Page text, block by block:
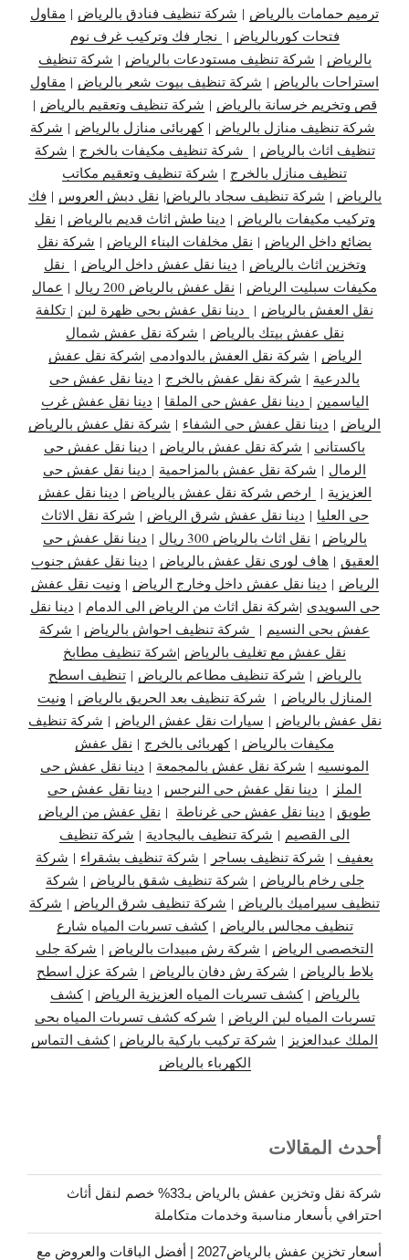
ترميم حمامات بالرياض | شركة تنظيف فنادق بالرياض | مقاول
فتحات كوربالرياض | نجار فك وتركيب غرف نوم
بالرياض | شركة تنظيف مستودعات بالرياض | شركة تنظيف
استراحات بالرياض | شركة تنظيف بيوت شعر بالرياض | مقاول
قص وتخريم خرسانة بالرياض | شركة تنظيف وتعقيم بالرياض |
شركة تنظيف منازل بالرياض |كهربائي منازل بالرياض | شركة
تنظيف اثاث بالرياض | شركة تنظيف مكيفات بالخرج | شركة
تنظيف منازل بالخرج | شركة تنظيف وتعقيم مكاتب
بالرياض | شركة تنظيف سجاد بالرياض| نقل دبش العروس | فك
وتركيب مكيفات بالرياض | دينا طش اثاث قديم بالرياض | نقل
بضائع داخل الرياض | نقل مخلفات البناء الرياض | شركة نقل
وتخزين اثاث بالرياض | دينا نقل عفش داخل الرياض | نقل
مكيفات سبليت الرياض | نقل عفش بالرياض 200 ريال | عمال
نقل العفش بالرياض | دينا نقل عفش بحي ظهرة لبن | تكلفة
نقل عفش بيتك بالرياض | شركة نقل عفش شمال
الرياض | شركة نقل العفش بالدوادمي |شركة نقل عفش
بالدرعية | شركة نقل عفش بالخرج | دينا نقل عفش حي
الياسمين | دينا نقل عفش حي الملقا | دينا نقل عفش غرب
الرياض | دينا نقل عفش حي الشفاء | شركة نقل عفش بالرياض
باكستاني | شركة نقل عفش بالرياض | دينا نقل عفش حي
الرمال | شركة نقل عفش بالمزاحمية | دينا نقل عفش حي
العزيزية | ارخص شركة نقل عفش بالرياض | دينا نقل عفش
حي العليا | دينا نقل عفش شرق الرياض | شركة نقل الاثاث
بالرياض | نقل اثاث بالرياض 300 ريال | دينا نقل عفش حي
العقيق | هاف لوري نقل عفش بالرياض | دينا نقل عفش جنوب
الرياض | دينا نقل عفش داخل وخارج الرياض | ونيت نقل عفش
حي السويدي |شركة نقل اثاث من الرياض الى الدمام | دينا نقل
عفش بحي النسيم | شركة تنظيف احواش بالرياض | شركة
نقل عفش مع تغليف بالرياض |شركة تنظيف مطابخ
بالرياض | شركة تنظيف مطاعم بالرياض |تنظيف اسطح
المنازل بالرياض | شركة تنظيف بعد الحريق بالرياض | ونيت
نقل عفش بالرياض | سيارات نقل عفش الرياض | شركة تنظيف
مكيفات بالرياض |كهربائي بالخرج | نقل عفش
المونسيه | شركة نقل عفش بالمجمعة | دينا نقل عفش حي
الملز | دينا نقل عفش حي النرجس | دينا نقل عفش حي
طويق | دينا نقل عفش حي غرناطة | نقل عفش من الرياض
الى القصيم | شركة تنظيف بالبجادية | شركة تنظيف
بعفيف | شركة تنظيف بساجر | شركة تنظيف بشقراء | شركة
جلى رخام بالرياض | شركة تنظيف شقق بالرياض | شركة
تنظيف سيراميك بالرياض | شركة تنظيف شرق الرياض | شركة
تنظيف مجالس بالرياض |كشف تسربات المياه شارع
التخصصي الرياض | شركة رش مبيدات بالرياض | شركة جلي
بلاط بالرياض | شركة رش دفان بالرياض | شركة عزل اسطح
بالرياض |كشف تسربات المياه العزيزية الرياض |كشف
تسربات المياه لبن الرياض | شركه كشف تسربات المياه بحي
الملك عبدالعزيز | شركة تركيب باركية بالرياض |كشف التماس
الكهرباء بالرياض
أحدث المقالات
شركة نقل وتخزين عفش بالرياض بـ33% خصم لنقل أثاث
احترافي بأسعار مناسبة وخدمات متكاملة
أسعار تخزين عفش بالرياض2027 | أفضل الباقات والعروض مع